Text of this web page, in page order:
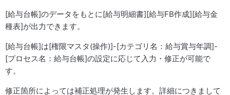
[給与台帳]のデータをもとに[給与明細書][給与FB作成][給与金
種表]が出力できます。
[給与台帳]は[権限マスタ(操作)]-[カテゴリ名：給与賞与年調]-
[プロセス名：給与台帳]の設定に応じて入力・修正が可能で
す。
修正箇所によっては補正処理が発生します。詳細につきまして